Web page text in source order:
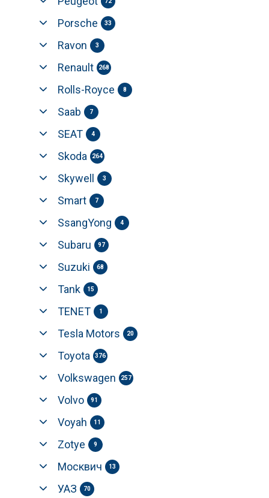
Porsche 33
Ravon 3
Renault 268
Rolls-Royce 8
Saab 7
SEAT 4
Skoda 264
Skywell 3
Smart 7
SsangYong 4
Subaru 97
Suzuki 68
Tank 15
TENET 1
Tesla Motors 20
Toyota 376
Volkswagen 257
Volvo 91
Voyah 11
Zotye 9
Москвич 13
УАЗ 70